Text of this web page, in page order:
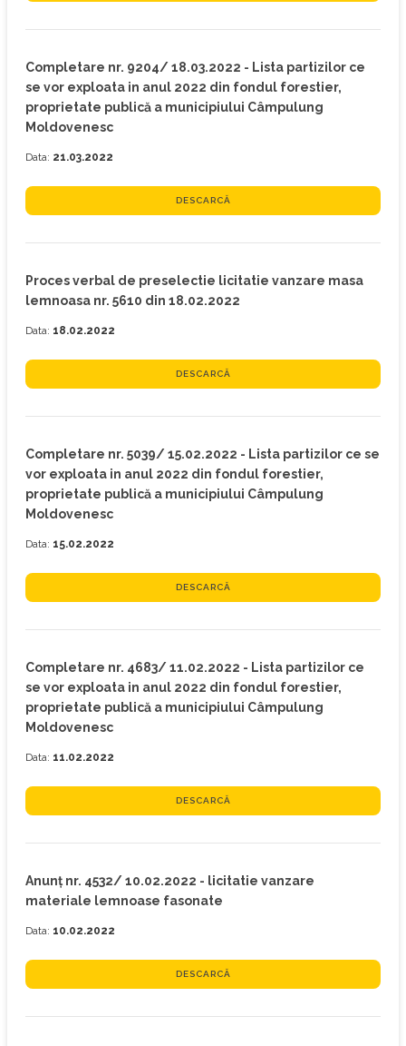
Completare nr. 9204/ 18.03.2022 - Lista partizilor ce
se vor exploata in anul 2022 din fondul forestier,
proprietate publică a municipiului Câmpulung
Moldovenesc
Data: 21.03.2022
DESCARCĂ
Proces verbal de preselectie licitatie vanzare masa
lemnoasa nr. 5610 din 18.02.2022
Data: 18.02.2022
DESCARCĂ
Completare nr. 5039/ 15.02.2022 - Lista partizilor ce se
vor exploata in anul 2022 din fondul forestier,
proprietate publică a municipiului Câmpulung
Moldovenesc
Data: 15.02.2022
DESCARCĂ
Completare nr. 4683/ 11.02.2022 - Lista partizilor ce
se vor exploata in anul 2022 din fondul forestier,
proprietate publică a municipiului Câmpulung
Moldovenesc
Data: 11.02.2022
DESCARCĂ
Anunț nr. 4532/ 10.02.2022 - licitatie vanzare
materiale lemnoase fasonate
Data: 10.02.2022
DESCARCĂ